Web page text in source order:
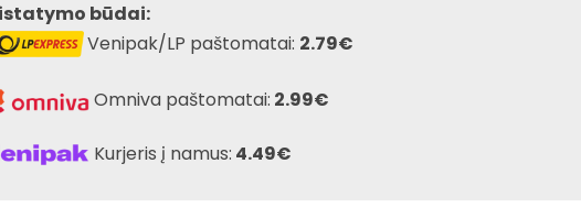
būdai:
Venipak/LP paštomatai: 2.79€
Omniva paštomatai: 2.99€
Kurjeris į namus: 4.49€